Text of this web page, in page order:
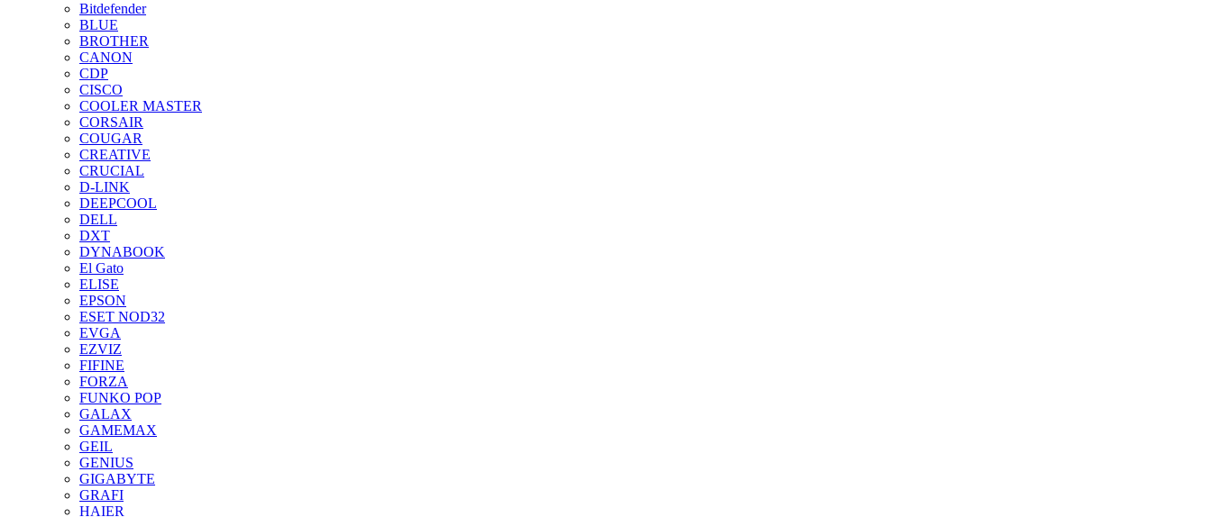
Bitdefender
BLUE
BROTHER
CANON
CDP
CISCO
COOLER MASTER
CORSAIR
COUGAR
CREATIVE
CRUCIAL
D-LINK
DEEPCOOL
DELL
DXT
DYNABOOK
El Gato
ELISE
EPSON
ESET NOD32
EVGA
EZVIZ
FIFINE
FORZA
FUNKO POP
GALAX
GAMEMAX
GEIL
GENIUS
GIGABYTE
GRAFI
HAIER